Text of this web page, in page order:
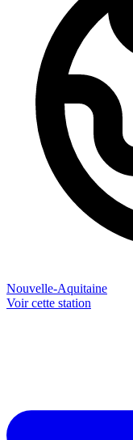
Nouvelle-Aquitaine
Voir cette station